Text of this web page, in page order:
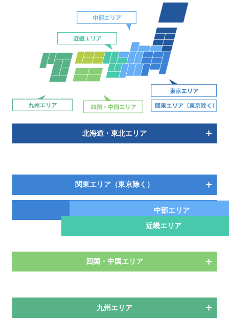
関東エリア（東京除く）
北海道・東北エリア
中部エリア
近畿エリア
四国・中国エリア
九州エリア